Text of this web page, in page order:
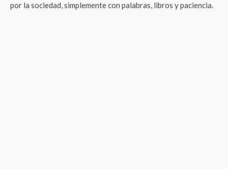
por la sociedad, simplemente con palabras, libros y paciencia.